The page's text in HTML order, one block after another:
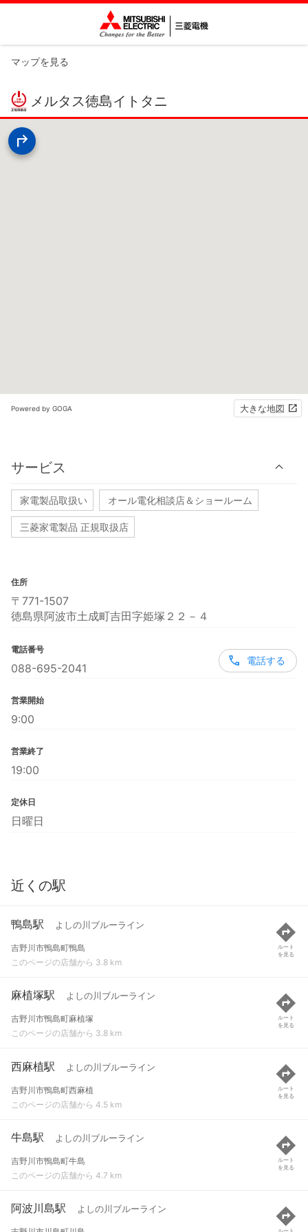
マップを見る
メルタス徳島イトタニ
Powered by GOGA 大きな地図
サービス
家電製品取扱い オール電化相談店＆ショールーム
三菱家電製品 正規取扱店
住所
〒771-1507
徳島県阿波市土成町吉田字姫塚２２－４
電話番号
088-695-2041
電話する
営業開始
9:00
営業終了
19:00
定休日
日曜日
近くの駅
鴨島駅 よしの川ブルーライン
吉野川市鴨島町鴨島
このページの店舗から 3.8 km
ルート
を見る
麻植塚駅 よしの川ブルーライン
吉野川市鴨島町麻植塚
このページの店舗から 3.8 km
ルート
を見る
西麻植駅 よしの川ブルーライン
吉野川市鴨島町西麻植
このページの店舗から 4.5 km
ルート
を見る
牛島駅 よしの川ブルーライン
吉野川市鴨島町牛島
このページの店舗から 4.7 km
ルート
を見る
阿波川島駅 よしの川ブルーライン